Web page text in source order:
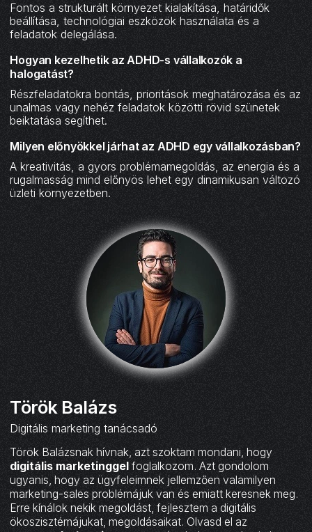
Fontos a strukturált környezet kialakítása, határidők
beállítása, technológiai eszközök használata és a
feladatok delegálása.
Hogyan kezelhetik az ADHD-s vállalkozók a
halogatást?
Részfeladatokra bontás, prioritások meghatározása és az
unalmas vagy nehéz feladatok közötti rövid szünetek
beiktatása segíthet.
Milyen előnyökkel járhat az ADHD egy vállalkozásban?
A kreativitás, a gyors problémamegoldás, az energia és a
rugalmasság mind előnyös lehet egy dinamikusan változó
üzleti környezetben.
Török Balázs
Digitális marketing tanácsadó
Török Balázsnak hívnak, azt szoktam mondani, hogy
digitális marketinggel foglalkozom. Azt gondolom
ugyanis, hogy az ügyfeleimnek jellemzően valamilyen
marketing-sales problémájuk van és emiatt keresnek meg.
Erre kínálok nekik megoldást, fejlesztem a digitális
ökoszisztémájukat, megoldásaikat. Olvasd el az